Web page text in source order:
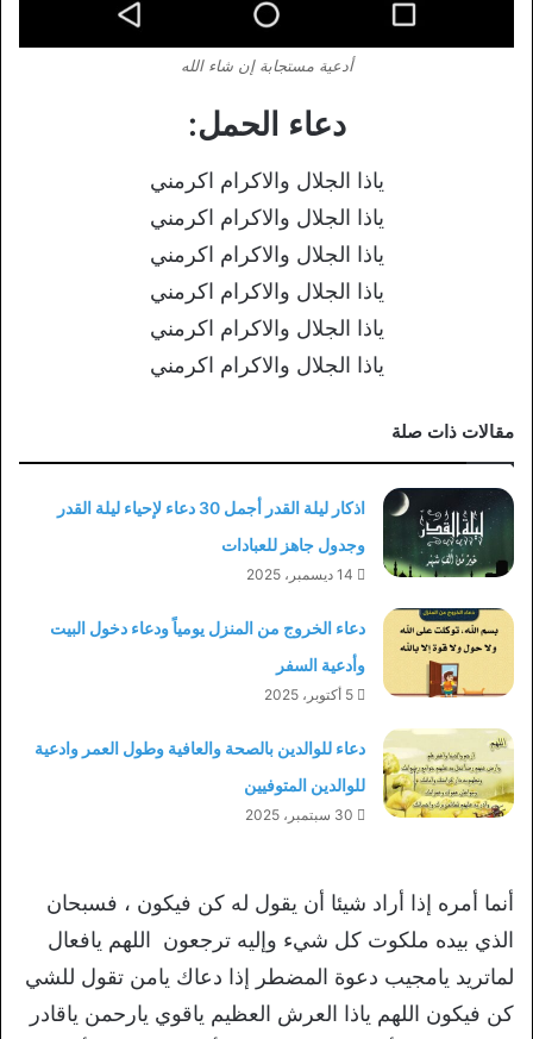
أدعية مستجابة إن شاء الله
دعاء الحمل:
ياذا الجلال والاكرام اكرمني
ياذا الجلال والاكرام اكرمني
ياذا الجلال والاكرام اكرمني
ياذا الجلال والاكرام اكرمني
ياذا الجلال والاكرام اكرمني
ياذا الجلال والاكرام اكرمني
مقالات ذات صلة
اذكار ليلة القدر أجمل 30 دعاء لإحياء ليلة القدر
وجدول جاهز للعبادات
14 ديسمبر، 2025
دعاء الخروج من المنزل يومياً ودعاء دخول البيت
وأدعية السفر
5 أكتوبر، 2025
دعاء للوالدين بالصحة والعافية وطول العمر وادعية
للوالدين المتوفيين
30 سبتمبر، 2025
أنما أمره إذا أراد شيئا أن يقول له كن فيكون ، فسبحان
الذي بيده ملكوت كل شيء وإليه ترجعون اللهم يافعال
لماتريد يامجيب دعوة المضطر إذا دعاك يامن تقول للشي
كن فيكون اللهم ياذا العرش العظيم ياقوي يارحمن ياقادر